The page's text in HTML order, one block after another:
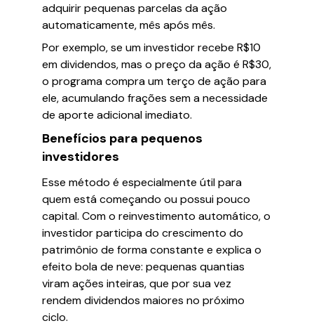
adquirir pequenas parcelas da ação
automaticamente, mês após mês.
Por exemplo, se um investidor recebe R$10
em dividendos, mas o preço da ação é R$30,
o programa compra um terço de ação para
ele, acumulando frações sem a necessidade
de aporte adicional imediato.
Benefícios para pequenos
investidores
Esse método é especialmente útil para
quem está começando ou possui pouco
capital. Com o reinvestimento automático, o
investidor participa do crescimento do
patrimônio de forma constante e explica o
efeito bola de neve: pequenas quantias
viram ações inteiras, que por sua vez
rendem dividendos maiores no próximo
ciclo.